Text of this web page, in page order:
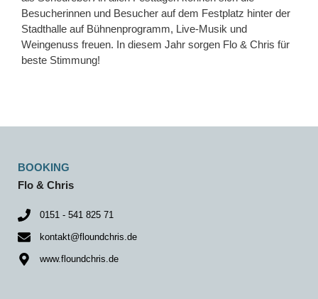
Besucherinnen und Besucher auf dem Festplatz hinter der
Stadthalle auf Bühnenprogramm, Live-Musik und
Weingenuss freuen. In diesem Jahr sorgen Flo & Chris für
beste Stimmung!
BOOKING
Flo & Chris
0151 - 541 825 71
kontakt@floundchris.de
www.floundchris.de